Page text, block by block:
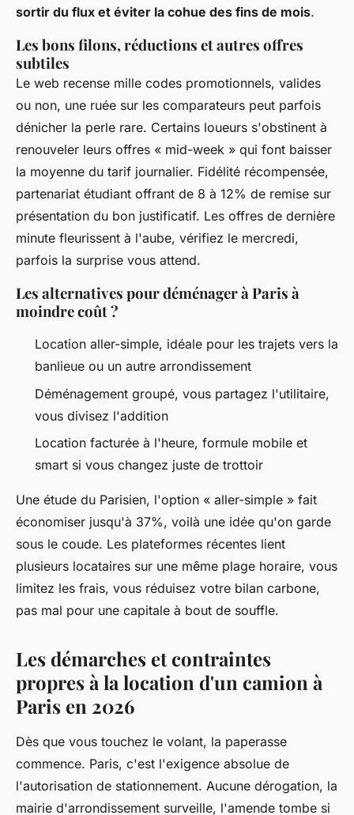
sortir du flux et éviter la cohue des fins de mois.
Les bons filons, réductions et autres offres
subtiles
Le web recense mille codes promotionnels, valides
ou non, une ruée sur les comparateurs peut parfois
dénicher la perle rare. Certains loueurs s'obstinent à
renouveler leurs offres « mid-week » qui font baisser
la moyenne du tarif journalier. Fidélité récompensée,
partenariat étudiant offrant de 8 à 12% de remise sur
présentation du bon justificatif. Les offres de dernière
minute fleurissent à l'aube, vérifiez le mercredi,
parfois la surprise vous attend.
Les alternatives pour déménager à Paris à
moindre coût ?
Location aller-simple, idéale pour les trajets vers la
banlieue ou un autre arrondissement
Déménagement groupé, vous partagez l'utilitaire,
vous divisez l'addition
Location facturée à l'heure, formule mobile et
smart si vous changez juste de trottoir
Une étude du Parisien, l'option « aller-simple » fait
économiser jusqu'à 37%, voilà une idée qu'on garde
sous le coude. Les plateformes récentes lient
plusieurs locataires sur une même plage horaire, vous
limitez les frais, vous réduisez votre bilan carbone,
pas mal pour une capitale à bout de souffle.
Les démarches et contraintes
propres à la location d'un camion à
Paris en 2026
Dès que vous touchez le volant, la paperasse
commence. Paris, c'est l'exigence absolue de
l'autorisation de stationnement. Aucune dérogation, la
mairie d'arrondissement surveille, l'amende tombe si